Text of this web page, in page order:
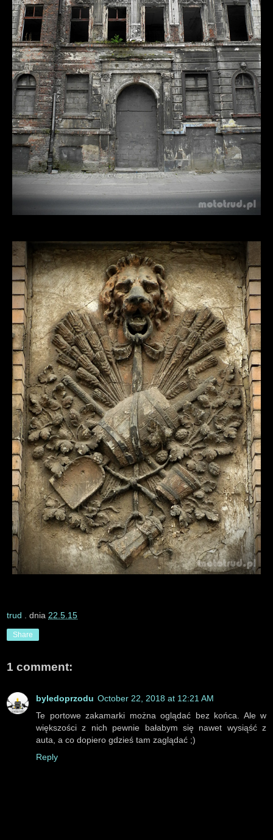
trud . dnia 22.5.15
Share
1 comment:
byledoprzodu October 22, 2018 at 12:21 AM
Te portowe zakamarki można oglądać bez końca. Ale w
większości z nich pewnie bałabym się nawet wysiąść z
auta, a co dopiero gdzieś tam zaglądać ;)
Reply